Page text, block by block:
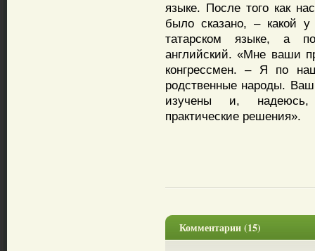
языке. После того как
было сказано, – какой
татарском языке, а
английский. «Мне ваши
конгрессмен. – Я по
родственные народы.
изучены и, надеюсь,
практические решения».
Комментарии (15)